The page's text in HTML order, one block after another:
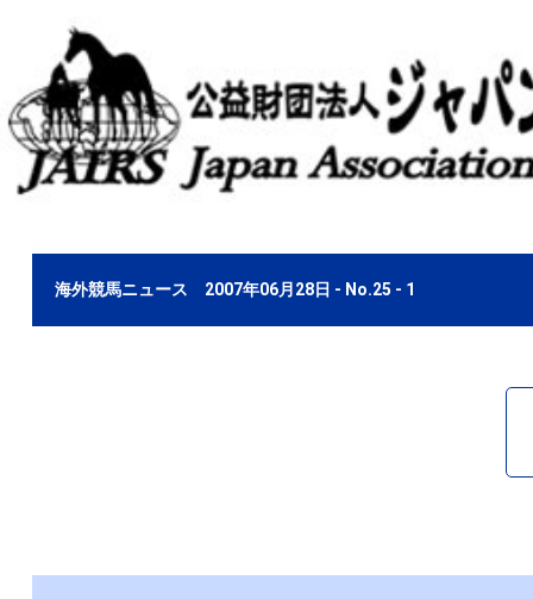
海外競馬ニュース 2007年06月28日 - No.25 - 1